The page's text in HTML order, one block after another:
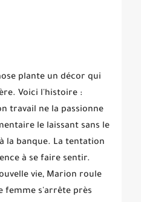
plante un décor qui
. Voici l'histoire :
travail ne la passionne
le laissant sans le
la banque. La tentation
à se faire sentir.
vie, Marion roule
femme s'arrête près